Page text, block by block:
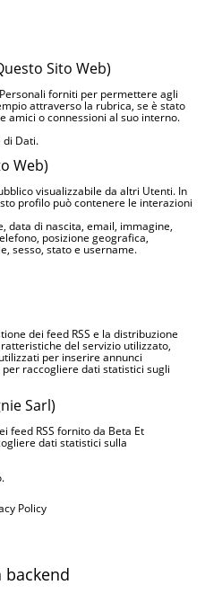
Sito Web)
forniti per permettere agli
attraverso la rubrica, se è stato
amici o connessioni al suo interno.
di Dati.
Web)
visualizzabile da altri Utenti. In
profilo può contenere le interazioni
data di nascita, email, immagine,
posizione geografica,
sesso, stato e username.
dei feed RSS e la distribuzione
del servizio utilizzato,
per inserire annunci
raccogliere dati statistici sugli
Sarl)
feed RSS fornito da Beta Et
dati statistici sulla
Policy